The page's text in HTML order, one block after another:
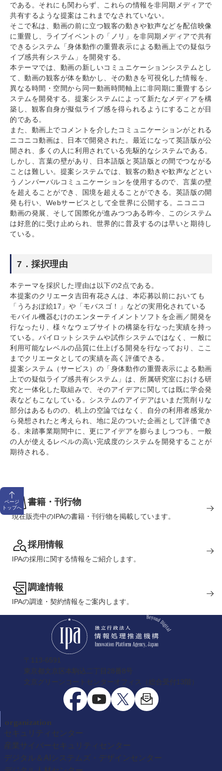
である。それにも関わらず、これらの情報を非同期メディアで
共有するような提案はこれまでなされていない。
そこで私は、動画の前に立つ観客の動きや歓声などを配信映像
に重畳し、ライブイベントの「ノリ」を非同期メディアで共有
できるシステム「身体動作の重畳表示による動画上での疑似ラ
イブ感共有システム」を開発する。
本テーマでは、動画の新しいコミュニケーションシステムとし
て、動画の観客が体を動かし、その動きを可視化した情報を、
異なる時間・空間から同一動画時間軸上に非同期に重畳するシ
ステムを開発する。提案システムによって新たなメディアを構
築し、観客自身が擬似ライブ感を得られるようにすることが目
的である。
また、動画上でコメントを介したコミュニケーションがとれる
ニコニコ動画は、日本で開発された。最近になって英語版が公
開され、多くの人に利用されている先駆的なシステムである。
しかし、言葉の壁があり、日本語版と英語版との間でつながる
ことは難しい。提案システムでは、観客の動きや歓声などとい
うノンバーバルコミュニケーションを使用するので、言葉の壁
を超えることができ、国境を超えることができる。英語版の開
発も行い、Webサービスとして全世界に公開する。ニコニコ
動画の発展、そして国際化が進みつつある昨今、このシステム
は好意的に受け止められ、世界的に普及するのは早いと期待し
ている。
7．採択理由
本テーマを採択した理由は以下の2点である。
本提案のクリエータ吉田有花さんは、本応募以前においても
「うろおぼ絵17」や「モバスゴ！」などの実用化されている
モバイル機器むけのエンターテイメントソフトを企画／開発を
行なったり、様々なウェブサイトの構築を行なった実績を持っ
ている。パイロットシステムや試作システムではなく、一般に
利用可能なレベルの品質に仕上げる開発を行なっており、ここ
までクリエータとしての実績を高く評価できる。
提案システム（サービス）の「身体動作の重畳表示による動画
上での疑似ライブ感共有システム」は、所属研究室における研
究と一体化した取組みで、そのアイデアに関しては既に学会発
表などもこなしている。システムのアイデアはいまだ荒削りな
部分はあるものの、机上の空論ではなく、自分の利用者感覚か
ら発想されたと考えられ、地に足のついた企画として評価でき
る。未踏事業期間中に、更にアイデアを膨らましつつも、一般
の人が使えるレベルの高い完成度のシステムを開発することが
期待される。
ページ
トップへ
書籍・刊行物
現在販売中のIPAの書籍・刊行物を掲載しています。
採用情報
IPAの採用に関する情報をご紹介します。
調達情報
IPAの調達・契約情報をご案内します。
〒113-6591
東京都文京区本駒込二丁目28番8号
文京グリーンコートセンターオフィス（総合受付13階）
organization
セキュリティセンター
産業サイバーセキュリティセンター
デジタル＆AIシステムズ・デザインセンター